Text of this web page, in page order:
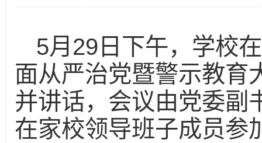
5月29日下午，学校
面从严治党暨警示教育
并讲话，会议由党委副
在家校领导班子成员参